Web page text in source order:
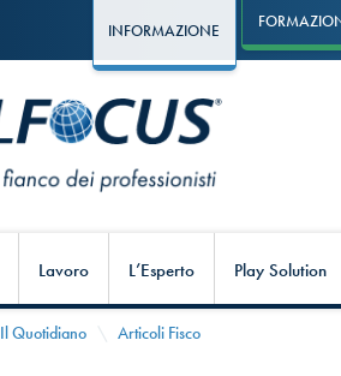
INFORMAZIONE
Lavoro L’Esperto Play Solution
Il Quotidiano Articoli Fisco